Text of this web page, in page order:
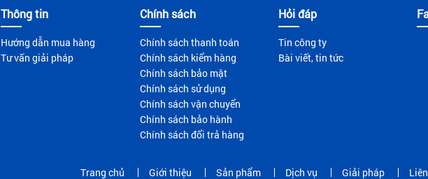
Thông tin
Hướng dẫn mua hàng
Tư vấn giải pháp
Chính sách
Chính sách thanh toán
Chính sách kiểm hàng
Chính sách bảo mật
Chính sách sử dụng
Chính sách vận chuyển
Chính sách bảo hành
Chính sách đổi trả hàng
Hỏi đáp
Tin công ty
Bài viết, tin tức
Trang chủ Giới thiệu Sản phẩm Dịch vụ Giải pháp